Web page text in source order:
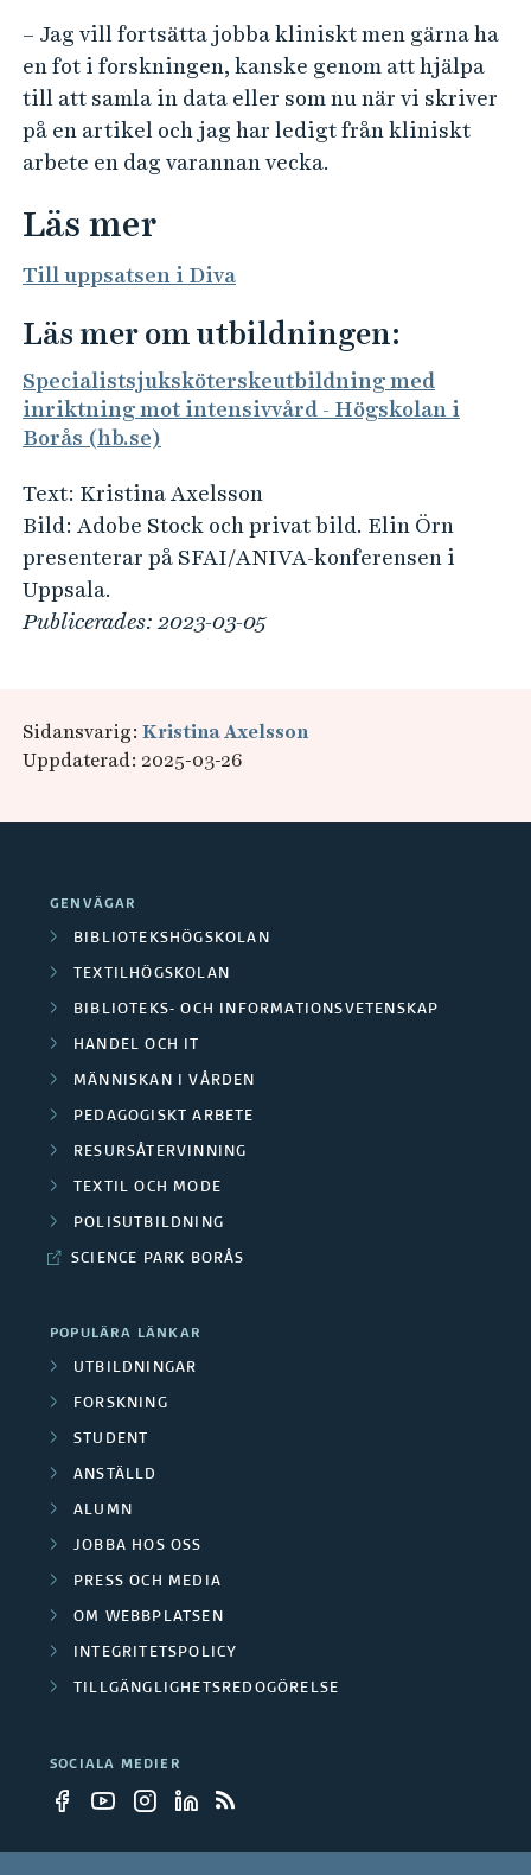
– Jag vill fortsätta jobba kliniskt men gärna ha
en fot i forskningen, kanske genom att hjälpa
till att samla in data eller som nu när vi skriver
på en artikel och jag har ledigt från kliniskt
arbete en dag varannan vecka.
Läs mer
Till uppsatsen i Diva
Läs mer om utbildningen:
Specialistsjuksköterskeutbildning med
inriktning mot intensivvård - Högskolan i
Borås (hb.se)
Text: Kristina Axelsson
Bild: Adobe Stock och privat bild. Elin Örn
presenterar på SFAI/ANIVA-konferensen i
Uppsala.
Publicerades: 2023-03-05
Sidansvarig: Kristina Axelsson
Uppdaterad: 2025-03-26
GENVÄGAR
BIBLIOTEKSHÖGSKOLAN
TEXTILHÖGSKOLAN
BIBLIOTEKS- OCH INFORMATIONSVETENSKAP
HANDEL OCH IT
MÄNNISKAN I VÅRDEN
PEDAGOGISKT ARBETE
RESURSÅTERVINNING
TEXTIL OCH MODE
POLISUTBILDNING
SCIENCE PARK BORÅS
POPULÄRA LÄNKAR
UTBILDNINGAR
FORSKNING
STUDENT
ANSTÄLLD
ALUMN
JOBBA HOS OSS
PRESS OCH MEDIA
OM WEBBPLATSEN
INTEGRITETSPOLICY
TILLGÄNGLIGHETSREDOGÖRELSE
SOCIALA MEDIER